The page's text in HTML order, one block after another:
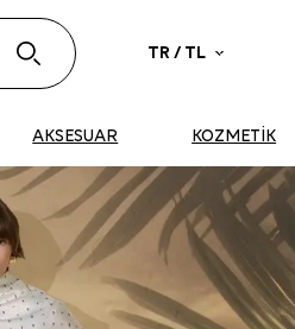
TR / TL
AKSESUAR KOZMETİK